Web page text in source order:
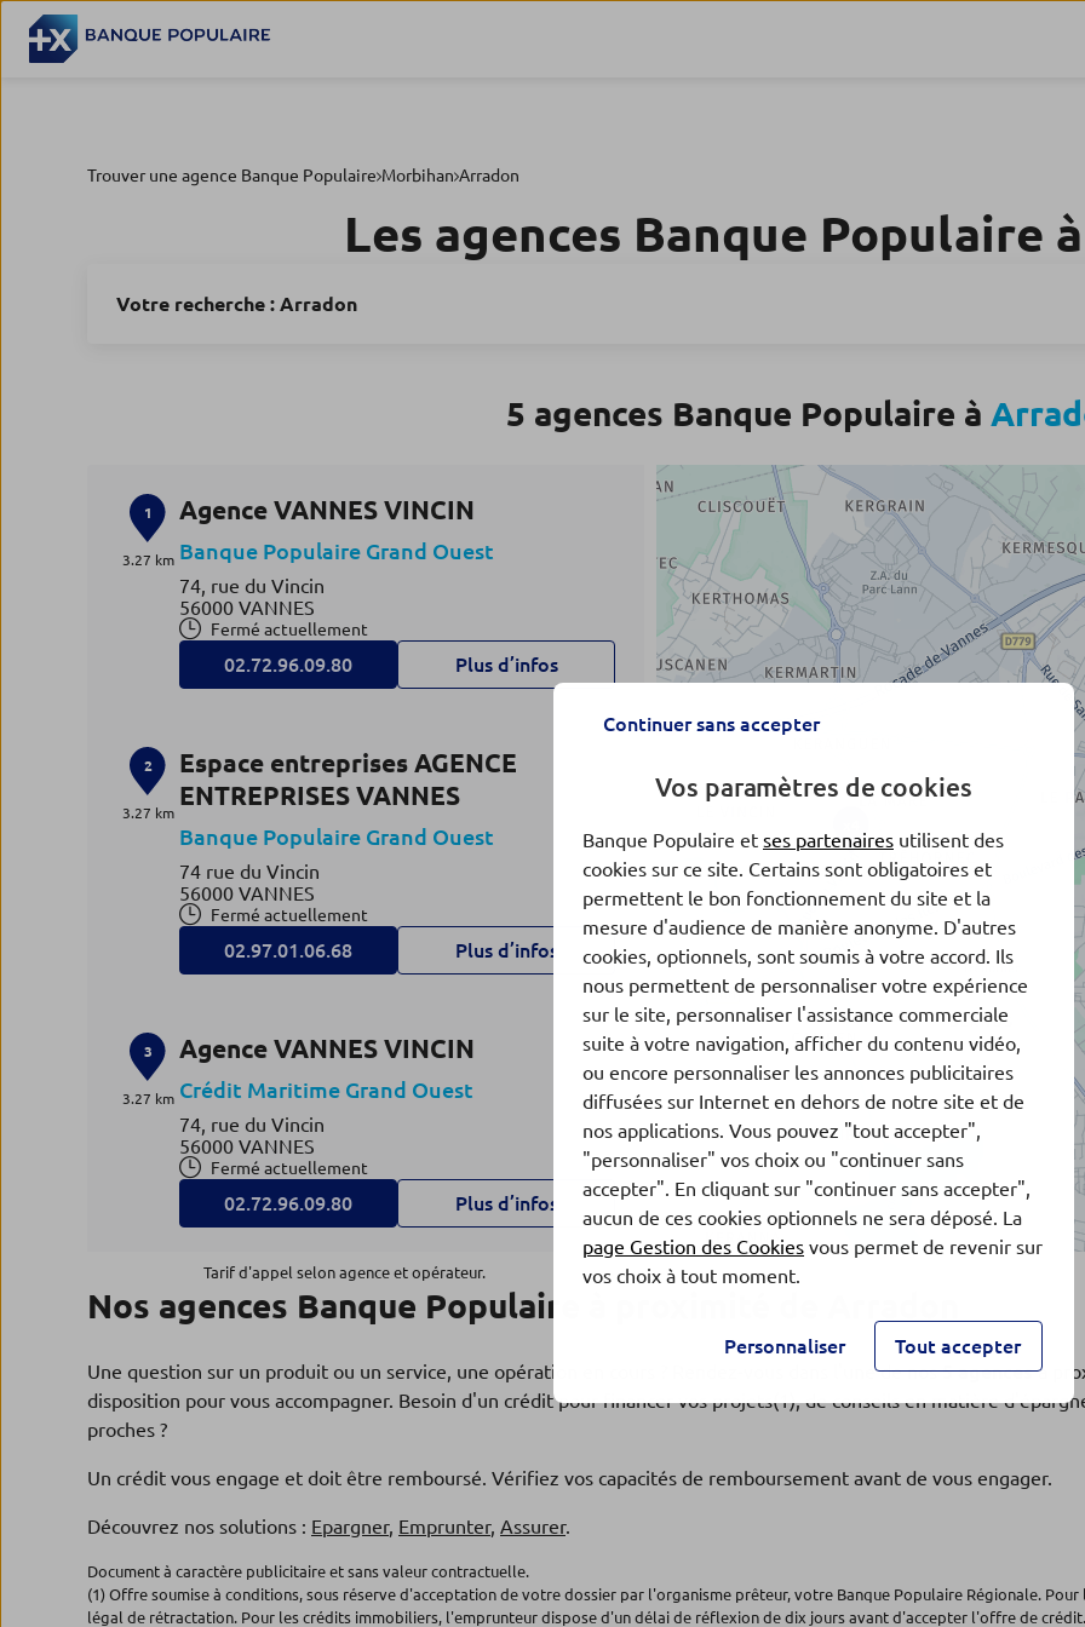
Trouver une agence Banque Populaire Morbihan Arradon
Les agences Banque Populaire
Votre recherche : Arradon
5 agences Banque Populaire à
1
3.27 km
Agence VANNES VINCIN
Banque Populaire Grand Ouest
74, rue du Vincin
56000 VANNES
Fermé actuellement
02.72.96.09.80 Plus d’infos
2
3.27 km
Espace entreprises AGENCE
ENTREPRISES VANNES
Banque Populaire Grand Ouest
74 rue du Vincin
56000 VANNES
Fermé actuellement
02.97.01.06.68 Plus d’infos
3
3.27 km
Agence VANNES VINCIN
Crédit Maritime Grand Ouest
74, rue du Vincin
56000 VANNES
Fermé actuellement
02.72.96.09.80 Plus d’infos
4
Espace entreprises AGENCE
ENTREPRISES VANNES
Crédit Maritime Grand Ouest
74 rue du Vincin
02.97.01.06.68 Plus d’infos
5
Espace entreprises AGENCE
ENTREPRISES LORIENT
Tarif d'appel selon agence et opérateur.
Nos agences Banque Populaire à proximité de Arradon
Une question sur un produit ou un service, une opération en cours ? Rendez-vous dans l'une de nos5 agencesà
disposition pour vous accompagner. Besoin d'un crédit pour financer vos projets(1), de conseils en matière
proches ?
Un crédit vous engage et doit être remboursé. Vérifiez vos capacités de remboursement avant de vous engager.
Découvrez nos solutions : Epargner, Emprunter, Assurer.
Document à caractère publicitaire et sans valeur contractuelle.
(1) Offre soumise à conditions, sous réserve d'acceptation de votre dossier par l'organisme prêteur, votre Banque Populaire Régionale.
légal de rétractation. Pour les crédits immobiliers, l'emprunteur dispose d'un délai de réflexion de dix jours avant d'accepter l'offre de
Continuer sans accepter
Vos paramètres de cookies
Banque Populaire et ses partenaires utilisent des
cookies sur ce site. Certains sont obligatoires et
permettent le bon fonctionnement du site et la
mesure d'audience de manière anonyme. D'autres
cookies, optionnels, sont soumis à votre accord. Ils
nous permettent de personnaliser votre expérience
sur le site, personnaliser l'assistance commerciale
suite à votre navigation, afficher du contenu vidéo,
ou encore personnaliser les annonces publicitaires
diffusées sur Internet en dehors de notre site et de
nos applications. Vous pouvez "tout accepter",
"personnaliser" vos choix ou "continuer sans
accepter". En cliquant sur "continuer sans accepter",
aucun de ces cookies optionnels ne sera déposé. La
page Gestion des Cookies vous permet de revenir sur
vos choix à tout moment.
Personnaliser Tout accepter